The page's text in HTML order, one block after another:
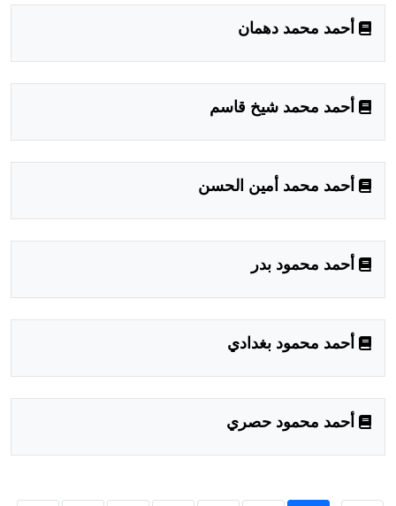
أحمد محمد دهمان
أحمد محمد شيخ قاسم
أحمد محمد أمين الحسن
أحمد محمود بدر
أحمد محمود بغدادي
أحمد محمود حصري